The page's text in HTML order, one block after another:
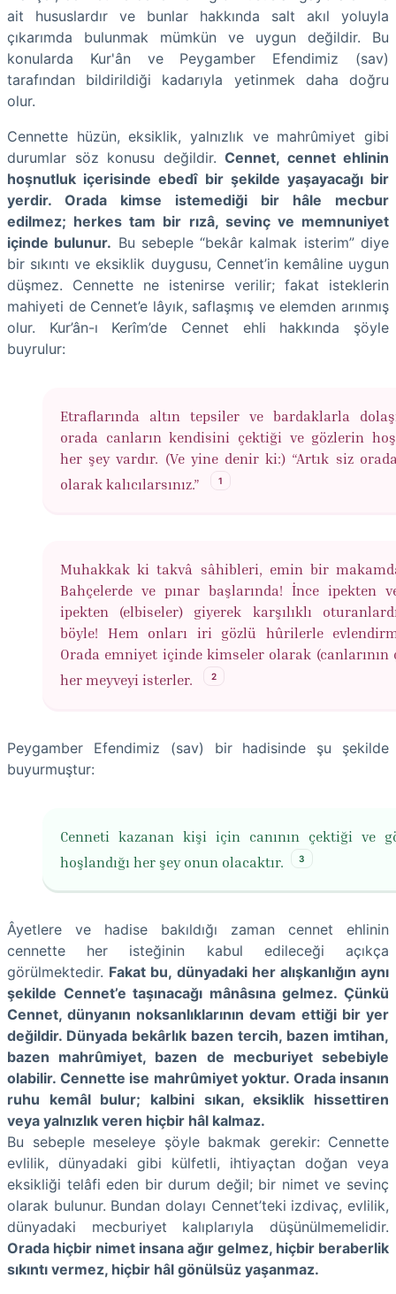
ait hususlardır ve bunlar hakkında salt akıl yoluyla
çıkarımda bulunmak mümkün ve uygun değildir. Bu
konularda Kur'ân ve Peygamber Efendimiz (sav)
tarafından bildirildiği kadarıyla yetinmek daha doğru
olur.
Cennette hüzün, eksiklik, yalnızlık ve mahrûmiyet gibi
durumlar söz konusu değildir. Cennet, cennet ehlinin
hoşnutluk içerisinde ebedî bir şekilde yaşayacağı bir
yerdir. Orada kimse istemediği bir hâle mecbur
edilmez; herkes tam bir rızâ, sevinç ve memnuniyet
içinde bulunur. Bu sebeple “bekâr kalmak isterim” diye
bir sıkıntı ve eksiklik duygusu, Cennet’in kemâline uygun
düşmez. Cennette ne istenirse verilir; fakat isteklerin
mahiyeti de Cennet’e lâyık, saflaşmış ve elemden arınmış
olur. Kur’ân-ı Kerîm’de Cennet ehli hakkında şöyle
buyrulur:
Etraflarında altın tepsiler ve bardaklarla
orada canların kendisini çektiği ve gözlerin
her şey vardır. (Ve yine denir ki:) “Artık siz
olarak kalıcılarsınız.”
1
Muhakkak ki takvâ sâhibleri, emin bir
Bahçelerde ve pınar başlarında! İnce ipekten
ipekten (elbiseler) giyerek karşılıklı
böyle! Hem onları iri gözlü hûrilerle
Orada emniyet içinde kimseler olarak (canlarının
her meyveyi isterler.
2
Peygamber Efendimiz (sav) bir hadisinde şu şekilde
buyurmuştur:
Cenneti kazanan kişi için canının çektiği ve
hoşlandığı her şey onun olacaktır.
3
Âyetlere ve hadise bakıldığı zaman cennet ehlinin
cennette her isteğinin kabul edileceği açıkça
görülmektedir. Fakat bu, dünyadaki her alışkanlığın aynı
şekilde Cennet’e taşınacağı mânâsına gelmez. Çünkü
Cennet, dünyanın noksanlıklarının devam ettiği bir yer
değildir. Dünyada bekârlık bazen tercih, bazen imtihan,
bazen mahrûmiyet, bazen de mecburiyet sebebiyle
olabilir. Cennette ise mahrûmiyet yoktur. Orada insanın
ruhu kemâl bulur; kalbini sıkan, eksiklik hissettiren
veya yalnızlık veren hiçbir hâl kalmaz.
Bu sebeple meseleye şöyle bakmak gerekir: Cennette
evlilik, dünyadaki gibi külfetli, ihtiyaçtan doğan veya
eksikliği telâfi eden bir durum değil; bir nimet ve sevinç
olarak bulunur. Bundan dolayı Cennet’teki izdivaç, evlilik,
dünyadaki mecburiyet kalıplarıyla düşünülmemelidir.
Orada hiçbir nimet insana ağır gelmez, hiçbir beraberlik
sıkıntı vermez, hiçbir hâl gönülsüz yaşanmaz.